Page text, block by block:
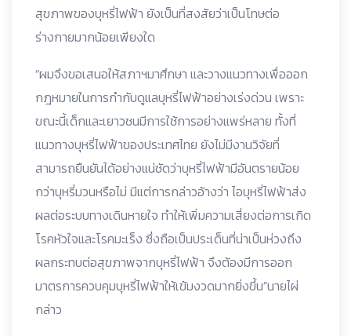
สุขภาพของบุหรี่ไฟฟ้า ยังเป็นที่สงสัยว่าเป็นโทษต่อ
ร่างกายมากน้อยเพียงใด
“ผมจึงขอเสนอให้สภาฯมาศึกษา และวางแนวทางเพื่อออก
กฎหมายในการกำกับดูแลบุหรี่ไฟฟ้าอย่างเร่งด่วน เพราะ
ขณะนี้เด็กและเยาวชนมีการใช้การอย่างแพร่หลาย ทั้งที่
แนวทางบุหรี่ไฟฟ้าของประเทศไทย ยังไม่มีงานวิจัยที่
สามารถยืนยันได้อย่างแน่ชัดว่าบุหรี่ไฟฟ้ามีอันตรายน้อย
กว่าบุหรี่มวนหรือไม่ มีแต่การกล่าวอ้างว่า ไอบุหรี่ไฟฟ้าส่ง
ผลต่อระบบทางเดินหายใจ ทำให้เพิ่มความเสี่ยงต่อการเกิด
โรคหัวใจและโรคมะเร็ง ซึ่งถือเป็นประเด็นที่น่าเป็นห่วงถึง
ผลกระทบต่อสุขภาพจากบุหรี่ไฟฟ้า จึงต้องมีการออก
มาตรการควบคุมบุหรี่ไฟฟ้าให้เข้มงวดมากยิ่งขึ้น”นายไผ่
กล่าว